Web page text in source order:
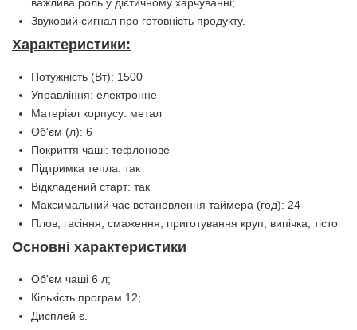
Звуковий сигнал про готовність продукту.
Характеристики:
Потужність (Вт): 1500
Управління: електронне
Матеріал корпусу: метал
Об'єм (л): 6
Покриття чаші: тефлонове
Підтримка тепла: так
Відкладений старт: так
Максимальний час встановлення таймера (год): 24
Плов, гасіння, смаження, приготування круп, випічка, тісто
Основні характеристики
Об'єм чаші 6 л;
Кількість програм 12;
Дисплей є.